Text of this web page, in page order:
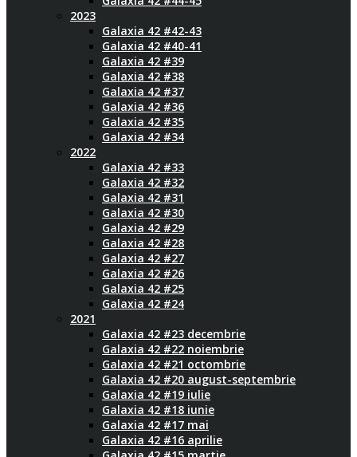
2023
Galaxia 42 #42-43
Galaxia 42 #40-41
Galaxia 42 #39
Galaxia 42 #38
Galaxia 42 #37
Galaxia 42 #36
Galaxia 42 #35
Galaxia 42 #34
2022
Galaxia 42 #33
Galaxia 42 #32
Galaxia 42 #31
Galaxia 42 #30
Galaxia 42 #29
Galaxia 42 #28
Galaxia 42 #27
Galaxia 42 #26
Galaxia 42 #25
Galaxia 42 #24
2021
Galaxia 42 #23 decembrie
Galaxia 42 #22 noiembrie
Galaxia 42 #21 octombrie
Galaxia 42 #20 august-septembrie
Galaxia 42 #19 iulie
Galaxia 42 #18 iunie
Galaxia 42 #17 mai
Galaxia 42 #16 aprilie